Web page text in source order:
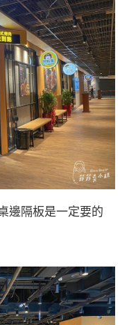
邊隔板是一定要的